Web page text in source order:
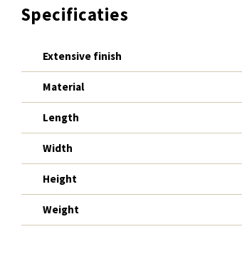
Specificaties
Extensive finish
Material
Length
Width
Height
Weight